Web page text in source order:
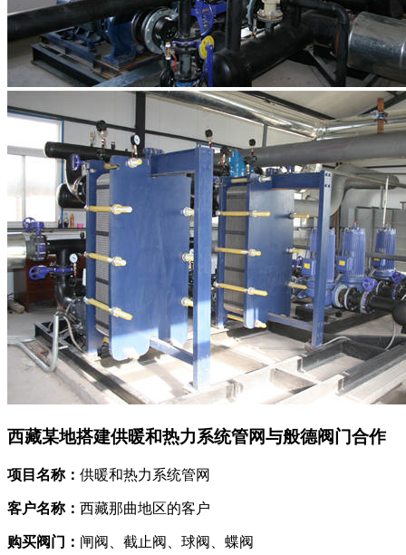
西藏某地搭建供暖和热力系统管网与般德阀门合作
项目名称： 供暖和热力系统管网
客户名称： 西藏那曲地区的客户
购买阀门： 闸阀、截止阀、球阀、蝶阀